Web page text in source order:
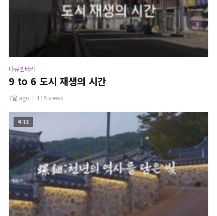
다큐멘터리
9 to 6 도시 재생의 시간
7달 ago 119 views
비디오